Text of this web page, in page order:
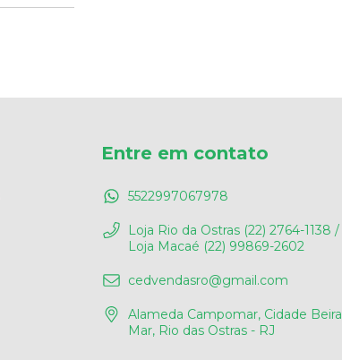
Entre em contato
5522997067978
Loja Rio da Ostras (22) 2764-1138 /
Loja Macaé (22) 99869-2602
cedvendasro@gmail.com
Alameda Campomar, Cidade Beira
Mar, Rio das Ostras - RJ